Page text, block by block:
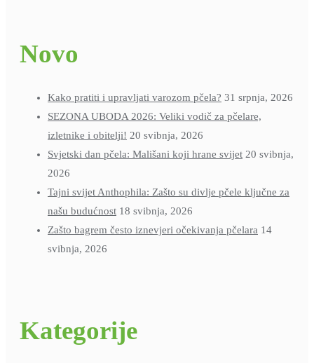
Novo
Kako pratiti i upravljati varozom pčela? 31 srpnja, 2026
SEZONA UBODA 2026: Veliki vodič za pčelare,
izletnike i obitelji! 20 svibnja, 2026
Svjetski dan pčela: Mališani koji hrane svijet 20 svibnja,
2026
Tajni svijet Anthophila: Zašto su divlje pčele ključne za
našu budućnost 18 svibnja, 2026
Zašto bagrem često iznevjeri očekivanja pčelara 14
svibnja, 2026
Kategorije